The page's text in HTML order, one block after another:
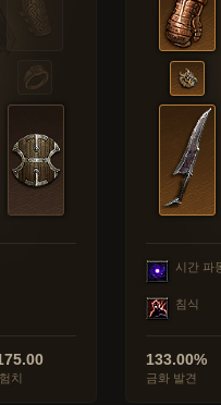
치
시간 파
침식
133.00%
금화 발견